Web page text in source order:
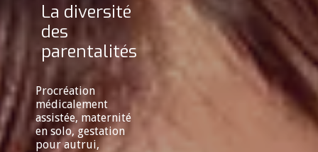
La diversité
des
parentalités
Procréation
médicalement
assistée, maternité
en solo, gestation
pour autrui,